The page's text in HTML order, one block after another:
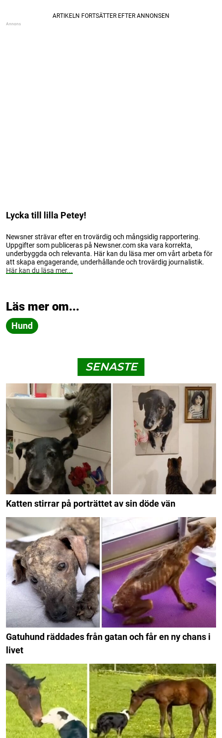
Lycka till lilla Petey!
Newsner strävar efter en trovärdig och mångsidig rapportering.
Uppgifter som publiceras på Newsner.com ska vara korrekta,
underbyggda och relevanta. Här kan du läsa mer om vårt arbeta för
att skapa engagerande, underhållande och trovärdig journalistik.
Här kan du läsa mer...
Läs mer om...
Hund
SENASTE
Katten stirrar på porträttet av sin döde vän
Gatuhund räddades från gatan och får en ny chans i
livet